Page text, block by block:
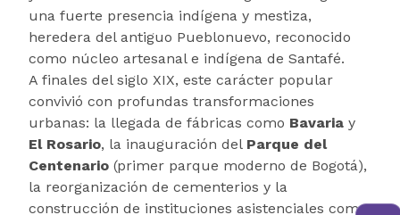
una fuerte presencia indígena y mestiza,
heredera del antiguo Pueblonuevo, reconocido
como núcleo artesanal e indígena de Santafé.
A finales del siglo XIX, este carácter popular
convivió con profundas transformaciones
urbanas: la llegada de fábricas como Bavaria y
El Rosario, la inauguración del Parque del
Centenario (primer parque moderno de Bogotá),
la reorganización de cementerios y la
construcción de instituciones asistenciales como